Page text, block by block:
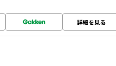
詳細を見る